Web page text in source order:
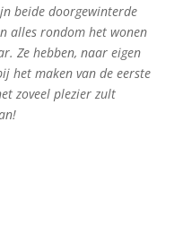
beide doorgewinterde
alles rondom het wonen
Ze hebben, naar eigen
het maken van de eerste
zoveel plezier zult